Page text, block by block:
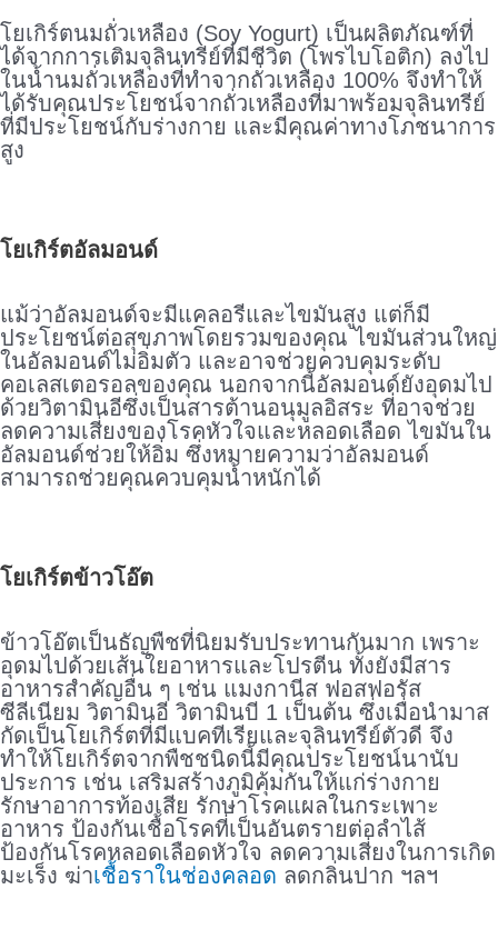
โยเกิร์ตนมถั่วเหลือง (Soy Yogurt) เป็นผลิตภัณฑ์ที่
ได้จากการเติมจุลินทรีย์ที่มีชีวิต (โพรไบโอติก) ลงไป
ในน้ำนมถั่วเหลืองที่ทําจากถั่วเหลือง 100% จึงทําให้
ได้รับคุณประโยชน์จากถั่วเหลืองที่มาพร้อมจุลินทรีย์
ที่มีประโยชน์กับร่างกาย และมีคุณค่าทางโภชนาการ
สูง
โยเกิร์ตอัลมอนด์
แม้ว่าอัลมอนด์จะมีแคลอรีและไขมันสูง แต่ก็มี
ประโยชน์ต่อสุขภาพโดยรวมของคุณ ไขมันส่วนใหญ่
ในอัลมอนด์ไม่อิ่มตัว และอาจช่วยควบคุมระดับ
คอเลสเตอรอลของคุณ นอกจากนี้อัลมอนด์ยังอุดมไป
ด้วยวิตามินอีซึ่งเป็นสารต้านอนุมูลอิสระ ที่อาจช่วย
ลดความเสี่ยงของโรคหัวใจและหลอดเลือด ไขมันใน
อัลมอนด์ช่วยให้อิ่ม ซึ่งหมายความว่าอัลมอนด์
สามารถช่วยคุณควบคุมน้ำหนักได้
โยเกิร์ตข้าวโอ๊ต
ข้าวโอ๊ตเป็นธัญพืชที่นิยมรับประทานกันมาก เพราะ
อุดมไปด้วยเส้นใยอาหารและโปรตีน ทั้งยังมีสาร
อาหารสำคัญอื่น ๆ เช่น แมงกานีส ฟอสฟอรัส
ซีลีเนียม วิตามินอี วิตามินบี 1 เป็นต้น ซึ่งเมื่อนำมาส
กัดเป็นโยเกิร์ตที่มีแบคทีเรียและจุลินทรีย์ตัวดี จึง
ทำให้โยเกิร์ตจากพืชชนิดนี้มีคุณประโยชน์นานับ
ประการ เช่น เสริมสร้างภูมิคุ้มกันให้แก่ร่างกาย
รักษาอาการท้องเสีย รักษาโรคแผลในกระเพาะ
อาหาร ป้องกันเชื้อโรคที่เป็นอันตรายต่อลำไส้
ป้องกันโรคหลอดเลือดหัวใจ ลดความเสี่ยงในการเกิด
มะเร็ง ฆ่าเชื้อราในช่องคลอด ลดกลิ่นปาก ฯลฯ